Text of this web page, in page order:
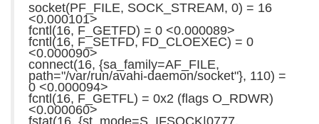
socket(PF_FILE, SOCK_STREAM, 0) = 16
<0.000101>
fcntl(16, F_GETFD) = 0 <0.000089>
fcntl(16, F_SETFD, FD_CLOEXEC) = 0
<0.000090>
connect(16, {sa_family=AF_FILE,
path="/var/run/avahi-daemon/socket"}, 110) =
0 <0.000094>
fcntl(16, F_GETFL) = 0x2 (flags O_RDWR)
<0.000060>
fstat(16, {st_mode=S_IFSOCK|0777,